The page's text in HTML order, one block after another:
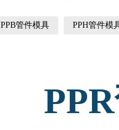
PPB管件模具 PPH管件模